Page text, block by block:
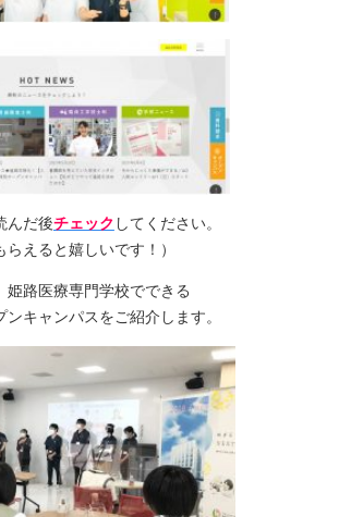
んだ後チェック してください。
らえると嬉しいです！）
姫路医療専門学校でできる
キャンパスをご紹介します。